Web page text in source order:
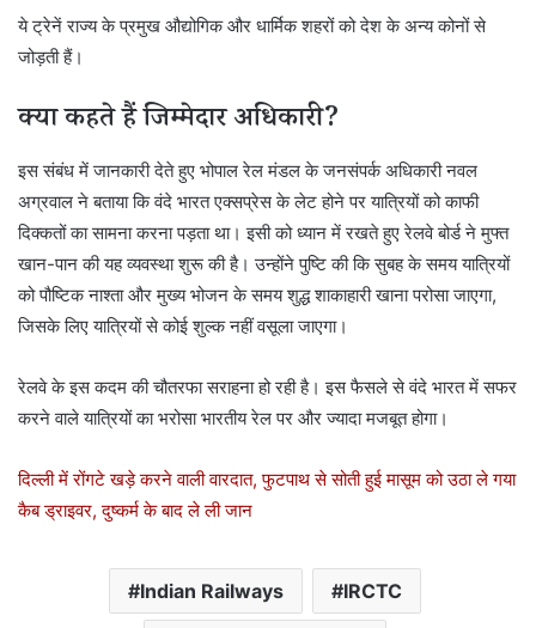
ये ट्रेनें राज्य के प्रमुख औद्योगिक और धार्मिक शहरों को देश के अन्य कोनों से
जोड़ती हैं।
क्या कहते हैं जिम्मेदार अधिकारी?
इस संबंध में जानकारी देते हुए भोपाल रेल मंडल के जनसंपर्क अधिकारी नवल
अग्रवाल ने बताया कि वंदे भारत एक्सप्रेस के लेट होने पर यात्रियों को काफी
दिक्कतों का सामना करना पड़ता था। इसी को ध्यान में रखते हुए रेलवे बोर्ड ने मुफ्त
खान-पान की यह व्यवस्था शुरू की है। उन्होंने पुष्टि की कि सुबह के समय यात्रियों
को पौष्टिक नाश्ता और मुख्य भोजन के समय शुद्ध शाकाहारी खाना परोसा जाएगा,
जिसके लिए यात्रियों से कोई शुल्क नहीं वसूला जाएगा।
रेलवे के इस कदम की चौतरफा सराहना हो रही है। इस फैसले से वंदे भारत में सफर
करने वाले यात्रियों का भरोसा भारतीय रेल पर और ज्यादा मजबूत होगा।
दिल्ली में रोंगटे खड़े करने वाली वारदात, फुटपाथ से सोती हुई मासूम को उठा ले गया
कैब ड्राइवर, दुष्कर्म के बाद ले ली जान
Indian Railways IRCTC